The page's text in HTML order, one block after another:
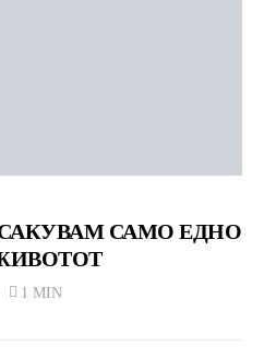
САМО ЕДНО
1 MIN